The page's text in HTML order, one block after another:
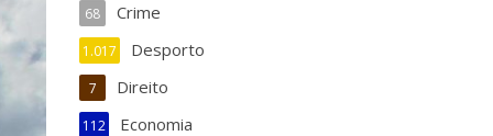
Crime
68
Desporto
1.017
Direito
7
Economia
112